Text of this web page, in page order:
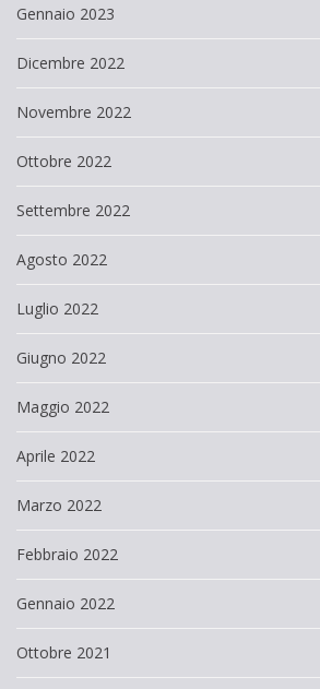
Gennaio 2023
Dicembre 2022
Novembre 2022
Ottobre 2022
Settembre 2022
Agosto 2022
Luglio 2022
Giugno 2022
Maggio 2022
Aprile 2022
Marzo 2022
Febbraio 2022
Gennaio 2022
Ottobre 2021